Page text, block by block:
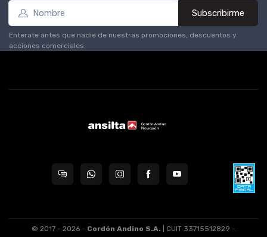
Subscribirme
Enterate antes que nadie de nuestras promociones, descuentos y
acciones comerciales.
© 2017 - 2026 - Cordón Andino S.A. | CUIT 33715512829 -